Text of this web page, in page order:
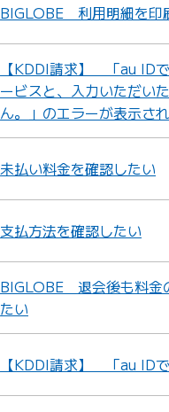
BIGLOBE 利用明細を印
【KDDI請求】 「au ID
ービスと、入力いただい
ん。」のエラーが表示さ
未払い料金を確認したい
支払方法を確認したい
BIGLOBE 退会後も料金
たい
【KDDI請求】 「au ID